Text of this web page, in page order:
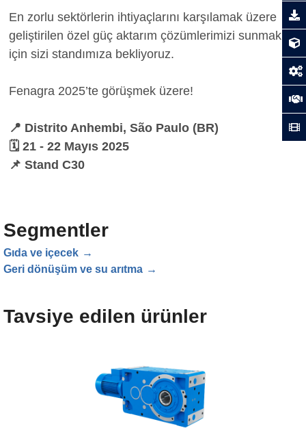
En zorlu sektörlerin ihtiyaçlarını karşılamak üzere
geliştirilen özel güç aktarım çözümlerimizi sunmak
için sizi standımıza bekliyoruz.
Fenagra 2025’te görüşmek üzere!
📍 Distrito Anhembi, São Paulo (BR)
🗓️ 21 - 22 Mayıs 2025
📌 Stand C30
Segmentler
Gıda ve içecek
Geri dönüşüm ve su arıtma
Tavsiye edilen ürünler